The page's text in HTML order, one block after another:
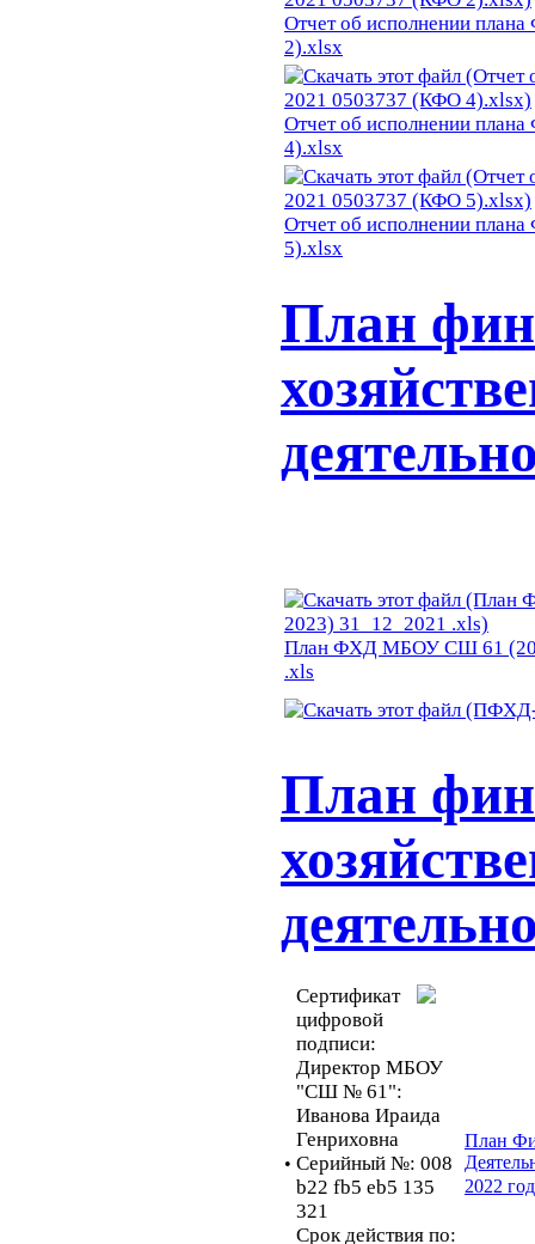
Отчет об исполнении
2).xlsx
Отчет об исполнении
4).xlsx
Отчет об исполнении
5).xlsx
План
План ФХД МБОУ СШ 61
.xls
План
•
Сертификат
цифровой
подписи:
Директор МБОУ
"СШ № 61":
Иванова Ираида
Генриховна
Серийный №: 008
b22 fb5 eb5 135
321
Срок действия по:
План
2022